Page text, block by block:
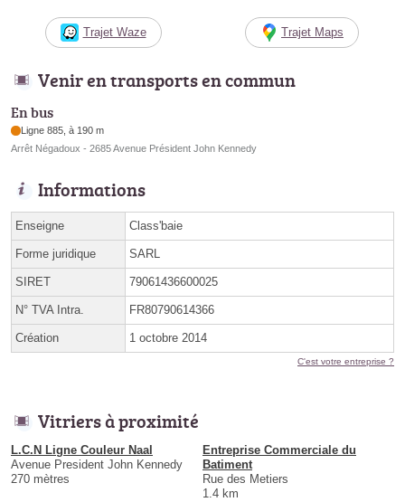
Trajet Waze Trajet Maps
Venir en transports en commun
En bus
Ligne 885, à 190 m
Arrêt Négadoux - 2685 Avenue Président John Kennedy
Informations
Enseigne Class'baie
Forme juridique SARL
SIRET 79061436600025
N° TVA Intra. FR80790614366
Création 1 octobre 2014
C'est votre entreprise ?
Vitriers à proximité
L.C.N Ligne Couleur Naal
Avenue President John Kennedy
270 mètres
Entreprise Commerciale du
Batiment
Rue des Metiers
1.4 km